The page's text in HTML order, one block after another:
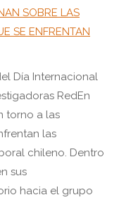
SOBRE LAS
SE ENFRENTAN
Día Internacional
RedEn
torno a las
las
chileno. Dentro
sus
hacia el grupo